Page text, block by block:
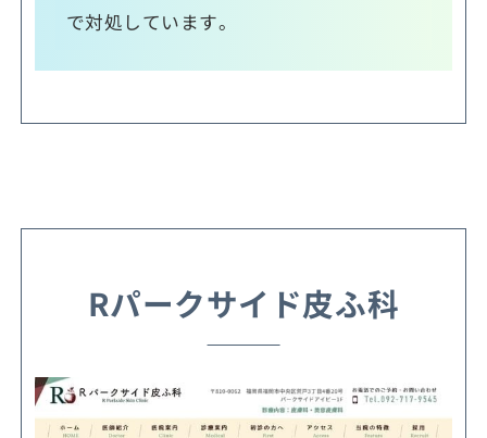
で対処しています。
Rパークサイド皮ふ科